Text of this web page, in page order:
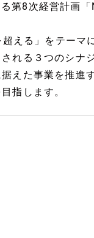
第8次経営計画
える」をテーマ
れる３つのシナ
えた事業を推進
指します。